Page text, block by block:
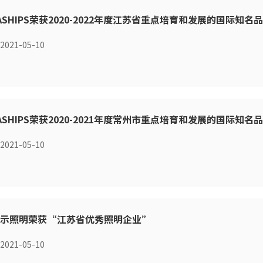
荣获2020-2022年度江苏省重点培育和发展的国际知名
05-10
荣获2020-2021年度常州市重点培育和发展的国际知名
05-10
照明荣获“江苏省优秀照明企业”
05-10